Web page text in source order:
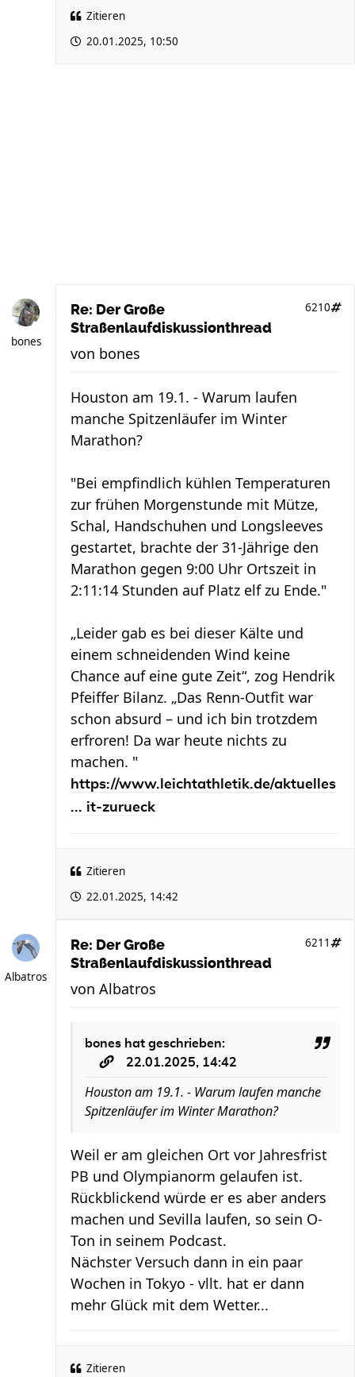
Zitieren
20.01.2025, 10:50
bones
Re: Der Große
Straßenlaufdiskussionthread
6210
von bones
Houston am 19.1. - Warum laufen
manche Spitzenläufer im Winter
Marathon?
"Bei empfindlich kühlen Temperaturen
zur frühen Morgenstunde mit Mütze,
Schal, Handschuhen und Longsleeves
gestartet, brachte der 31-Jährige den
Marathon gegen 9:00 Uhr Ortszeit in
2:11:14 Stunden auf Platz elf zu Ende."
„Leider gab es bei dieser Kälte und
einem schneidenden Wind keine
Chance auf eine gute Zeit“, zog Hendrik
Pfeiffer Bilanz. „Das Renn-Outfit war
schon absurd – und ich bin trotzdem
erfroren! Da war heute nichts zu
machen. "
https://www.leichtathletik.de/aktuelles
... it-zurueck
Zitieren
22.01.2025, 14:42
Albatros
Re: Der Große
Straßenlaufdiskussionthread
6211
von Albatros
bones hat geschrieben:
22.01.2025, 14:42
Houston am 19.1. - Warum laufen manche
Spitzenläufer im Winter Marathon?
Weil er am gleichen Ort vor Jahresfrist
PB und Olympianorm gelaufen ist.
Rückblickend würde er es aber anders
machen und Sevilla laufen, so sein O-
Ton in seinem Podcast.
Nächster Versuch dann in ein paar
Wochen in Tokyo - vllt. hat er dann
mehr Glück mit dem Wetter...
Zitieren